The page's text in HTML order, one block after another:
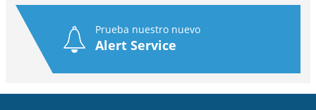
Prueba nuestro nuevo
Alert Service